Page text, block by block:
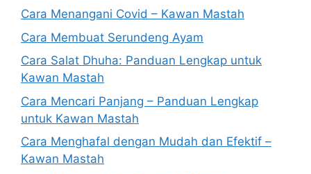
Cara Menangani Covid – Kawan Mastah
Cara Membuat Serundeng Ayam
Cara Salat Dhuha: Panduan Lengkap untuk
Kawan Mastah
Cara Mencari Panjang – Panduan Lengkap
untuk Kawan Mastah
Cara Menghafal dengan Mudah dan Efektif –
Kawan Mastah